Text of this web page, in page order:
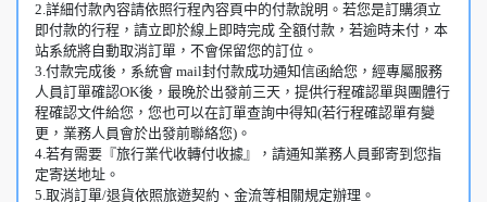
2.詳細付款內容請依照行程內容頁中的付款說明。若您是訂購須立
即付款的行程，請立即於線上即時完成 全額付款，若逾時未付，本
站系統將自動取消訂單，不會保留您的訂位。
3.付款完成後，系統會 mail封付款成功通知信函給您，經專屬服務
人員訂單確認OK後，最晚於出發前三天，提供行程確認單與團體行
程確認文件給您，您也可以在訂單查詢中得知(若行程確認單有變
更，業務人員會於出發前聯絡您)。
4.若有需要『旅行業代收轉付收據』，請通知業務人員郵寄到您指
定寄送地址。
5.取消訂單/退貨依照旅遊契約、金流等相關規定辦理。